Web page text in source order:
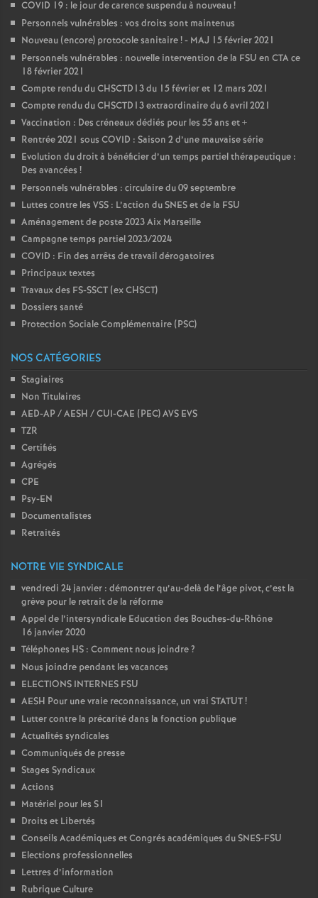
COVID 19 : le jour de carence suspendu à nouveau!
Personnels vulnérables : vos droits sont maintenus
Nouveau (encore) protocole sanitaire! - MAJ 15 février 2021
Personnels vulnérables : nouvelle intervention de la FSU en CTA ce
18 février 2021
Compte rendu du CHSCTD13 du 15 février et 12 mars 2021
Compte rendu du CHSCTD13 extraordinaire du 6 avril 2021
Vaccination : Des créneaux dédiés pour les 55 ans et +
Rentrée 2021 sous COVID : Saison 2 d’une mauvaise série
Evolution du droit à bénéficier d’un temps partiel thérapeutique :
Des avancées !
Personnels vulnérables : circulaire du 09 septembre
Luttes contre les VSS : L’action du SNES et de la FSU
Aménagement de poste 2023 Aix Marseille
Campagne temps partiel 2023/2024
COVID : Fin des arrêts de travail dérogatoires
Principaux textes
Travaux des FS-SSCT (ex CHSCT)
Dossiers santé
Protection Sociale Complémentaire (PSC)
NOS CATÉGORIES
Stagiaires
Non Titulaires
AED-AP / AESH / CUI-CAE (PEC) AVS EVS
TZR
Certifiés
Agrégés
CPE
Psy-EN
Documentalistes
Retraités
NOTRE VIE SYNDICALE
vendredi 24 janvier : démontrer qu’au-delà de l’âge pivot, c’est la
grève pour le retrait de la réforme
Appel de l’intersyndicale Education des Bouches-du-Rhône
16 janvier 2020
Téléphones HS : Comment nous joindre?
Nous joindre pendant les vacances
ELECTIONS INTERNES FSU
AESH Pour une vraie reconnaissance, un vrai STATUT!
Lutter contre la précarité dans la fonction publique
Actualités syndicales
Communiqués de presse
Stages Syndicaux
Actions
Matériel pour les S1
Droits et Libertés
Conseils Académiques et Congrés académiques du SNES-FSU
Elections professionnelles
Lettres d’information
Rubrique Culture